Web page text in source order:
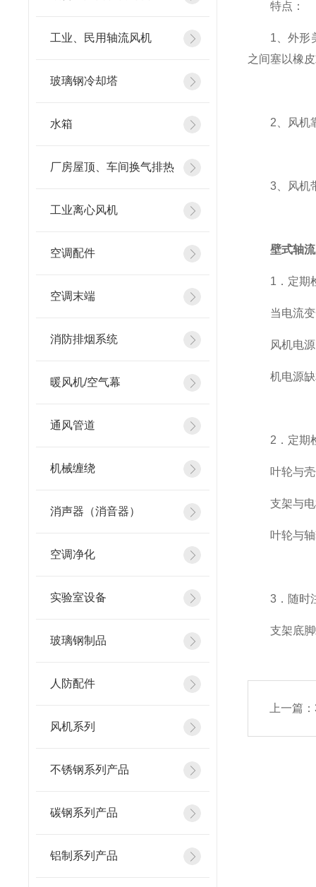
工业、民用轴流风机
玻璃钢冷却塔
水箱
厂房屋顶、车间换气排热
工业离心风机
空调配件
空调末端
消防排烟系统
暖风机/空气幕
通风管道
机械缠绕
消声器（消音器）
空调净化
实验室设备
玻璃钢制品
人防配件
风机系列
不锈钢系列产品
碳钢系列产品
铝制系列产品
特点：
1、外形美
之间塞以橡
2、风机靠
3、风机带
壁式轴
1．定期检
当电流变化
风机电源
机电源缺
2．定期检
叶轮与壳
支架与电机
叶轮与轴
3．随时注
支架底脚
上一篇：